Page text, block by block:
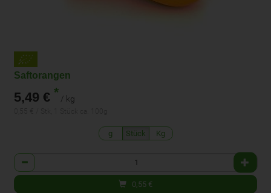
Saftorangen
5,49 € * / kg
g Stück Kg
Anzahl
0,55 €